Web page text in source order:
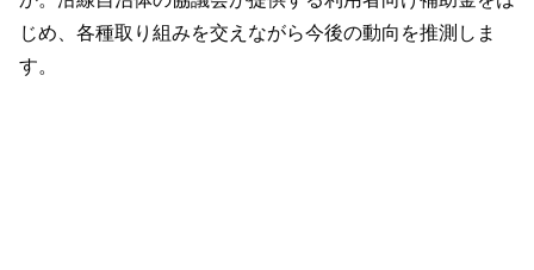
じめ、各種取り組みを交えながら今後の動向を推測しま
す。